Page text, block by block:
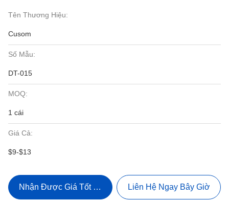
Tên Thương Hiệu:
Cusom
Số Mẫu:
DT-015
MOQ:
1 cái
Giá Cả:
$9-$13
Nhận Được Giá Tốt Nhất Liên Hệ Ngay Bây Giờ